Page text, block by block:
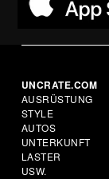
UNCRATE.COM
AUSRÜSTUNG
STYLE
AUTOS
UNTERKUNFT
LASTER
USW.